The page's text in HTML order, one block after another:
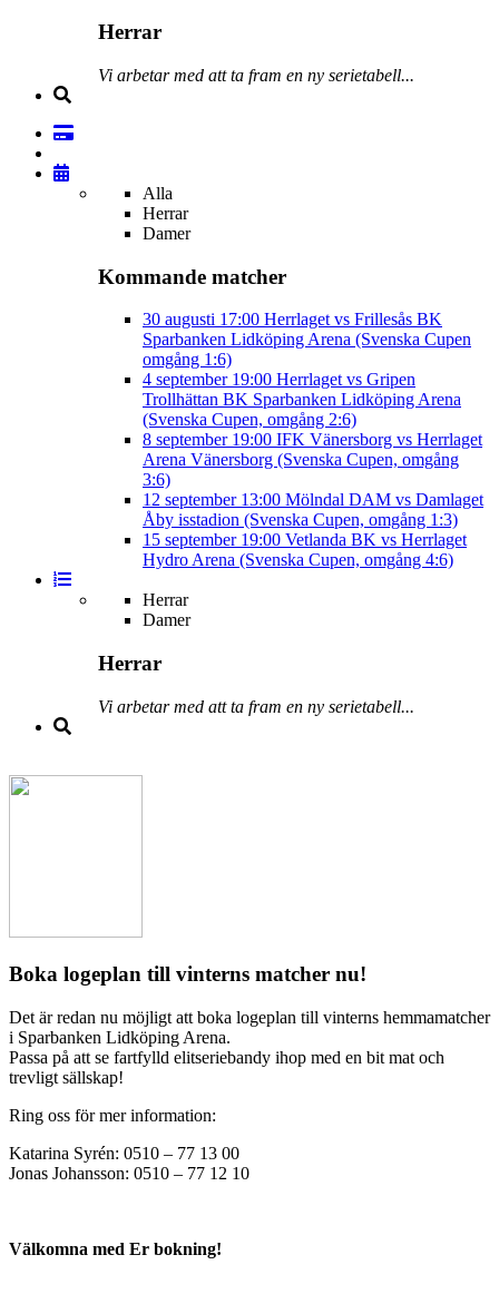
Herrar
Vi arbetar med att ta fram en ny serietabell...
Alla
Herrar
Damer
Kommande matcher
30 augusti 17:00 Herrlaget vs Frillesås BK
Sparbanken Lidköping Arena (Svenska Cupen
omgång 1:6)
4 september 19:00 Herrlaget vs Gripen
Trollhättan BK Sparbanken Lidköping Arena
(Svenska Cupen, omgång 2:6)
8 september 19:00 IFK Vänersborg vs Herrlaget
Arena Vänersborg (Svenska Cupen, omgång
3:6)
12 september 13:00 Mölndal DAM vs Damlaget
Åby isstadion (Svenska Cupen, omgång 1:3)
15 september 19:00 Vetlanda BK vs Herrlaget
Hydro Arena (Svenska Cupen, omgång 4:6)
Herrar
Damer
Herrar
Vi arbetar med att ta fram en ny serietabell...
Boka logeplan till vinterns matcher nu!
Det är redan nu möjligt att boka logeplan till vinterns hemmamatcher
i Sparbanken Lidköping Arena.
Passa på att se fartfylld elitseriebandy ihop med en bit mat och
trevligt sällskap!
Ring oss för mer information:
Katarina Syrén: 0510 – 77 13 00
Jonas Johansson: 0510 – 77 12 10
Välkomna med Er bokning!